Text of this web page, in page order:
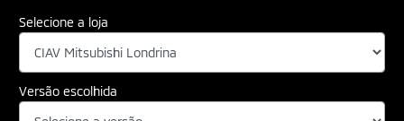
Selecione a loja
Versão escolhida